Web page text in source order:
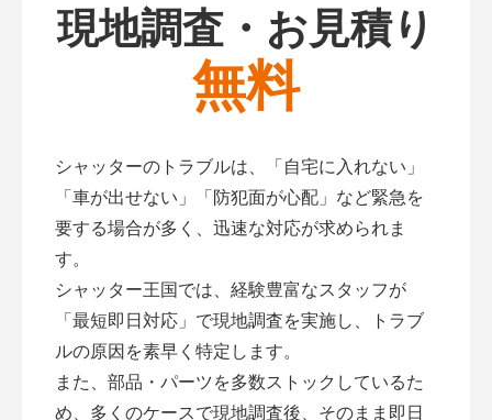
現地調査・お見積り
無料
シャッターのトラブルは、「自宅に入れない」
「車が出せない」「防犯面が心配」など緊急を
要する場合が多く、迅速な対応が求められま
す。
シャッター王国では、経験豊富なスタッフが
「最短即日対応」で現地調査を実施し、トラブ
ルの原因を素早く特定します。
また、部品・パーツを多数ストックしているた
め、多くのケースで現地調査後、そのまま即日